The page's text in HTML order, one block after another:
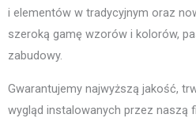
i elementów w tradycyjnym oraz
szeroką gamę wzorów i kolorów,
zabudowy.
Gwarantujemy najwyższą jakość,
wygląd instalowanych przez naszą